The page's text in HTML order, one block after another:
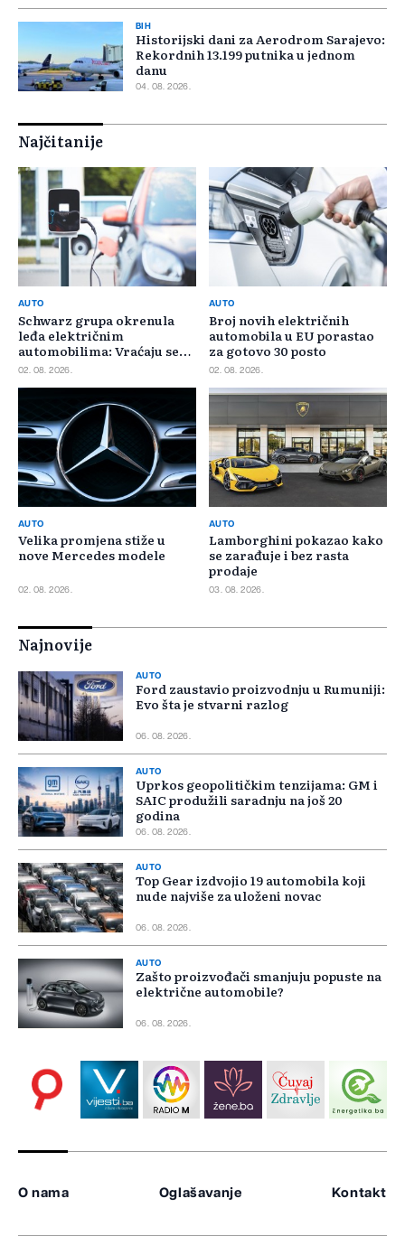
BIH
Historijski dani za Aerodrom Sarajevo:
Rekordnih 13.199 putnika u jednom
danu
04. 08. 2026.
Najčitanije
AUTO
Schwarz grupa okrenula
leđa električnim
automobilima: Vraćaju se
benzincima i dizelašima
02. 08. 2026.
AUTO
Broj novih električnih
automobila u EU porastao
za gotovo 30 posto
02. 08. 2026.
AUTO
Velika promjena stiže u
nove Mercedes modele
02. 08. 2026.
AUTO
Lamborghini pokazao kako
se zarađuje i bez rasta
prodaje
03. 08. 2026.
Najnovije
AUTO
Ford zaustavio proizvodnju u Rumuniji:
Evo šta je stvarni razlog
06. 08. 2026.
AUTO
Uprkos geopolitičkim tenzijama: GM i
SAIC produžili saradnju na još 20
godina
06. 08. 2026.
AUTO
Top Gear izdvojio 19 automobila koji
nude najviše za uloženi novac
06. 08. 2026.
AUTO
Zašto proizvođači smanjuju popuste na
električne automobile?
06. 08. 2026.
O nama Oglašavanje Kontakt